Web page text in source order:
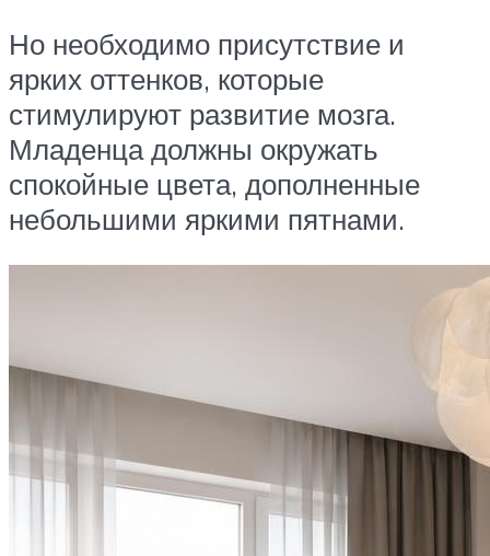
Но необходимо присутствие и
ярких оттенков, которые
стимулируют развитие мозга.
Младенца должны окружать
спокойные цвета, дополненные
небольшими яркими пятнами.